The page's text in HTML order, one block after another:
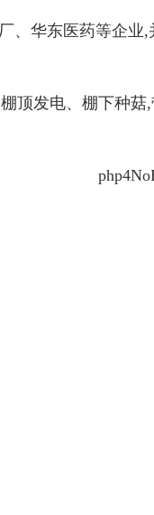
、华东医药等企
顶发电、棚下种